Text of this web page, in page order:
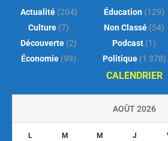
Actualité(204)
Culture (7)
Découverte (2)
Économie (99)
Éducation (129)
Non Classé (54)
Podcast (1)
Politique(1 378)
CALENDRIER
AOÛT 2026
L M M J